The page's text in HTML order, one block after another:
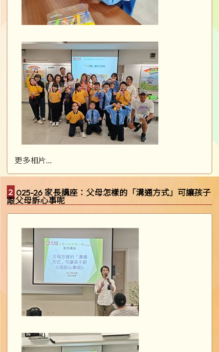
更多相片...
2025-26 家長講座：父母怎樣的「溝通方式」可讓孩子
跟父母訴心事呢